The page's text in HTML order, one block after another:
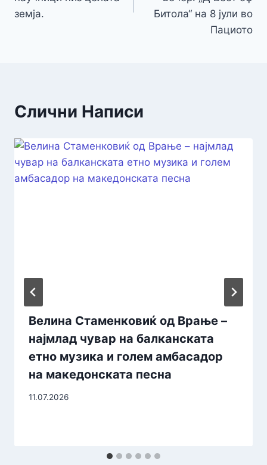
земја.
Битола“ на 8 јули во
Пациото
Слични Написи
Велина Стаменковиќ од Врање –
најмлад чувар на балканската
етно музика и голем амбасадор
на македонската песна
11.07.2026